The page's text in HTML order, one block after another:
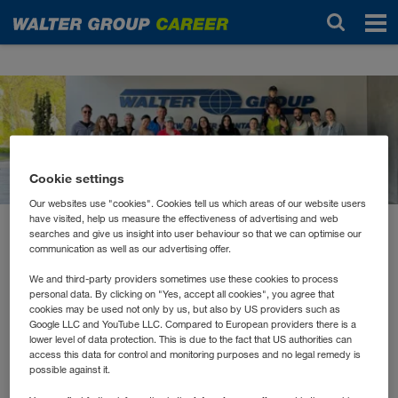
Actualités
avril 2024
WALTER GROUP räumt in
Kufstein auf
Wer in der Natur unterwegs ist, kennt es: hier eine
Plastikflasche im Feld, dort eine Getränkedose im
Cookie settings
Our websites use "cookies". Cookies tell us which areas of our website users
have visited, help us measure the effectiveness of advertising and web
searches and give us insight into user behaviour so that we can optimise our
communication as well as our advertising offer.
We and third-party providers sometimes use these cookies to process
personal data. By clicking on "Yes, accept all cookies", you agree that
cookies may be used not only by us, but also by US providers such as
Google LLC and YouTube LLC. Compared to European providers there is a
lower level of data protection. This is due to the fact that US authorities can
access this data for control and monitoring purposes and no legal remedy is
possible against it.